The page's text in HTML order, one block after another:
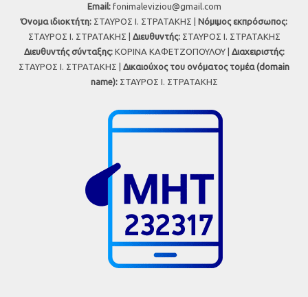
Εmail: fonimaleviziou@gmail.com
Όνομα ιδιοκτήτη: ΣΤΑΥΡΟΣ Ι. ΣΤΡΑΤΑΚΗΣ | Νόμιμος εκπρόσωπος:
ΣΤΑΥΡΟΣ Ι. ΣΤΡΑΤΑΚΗΣ | Διευθυντής:ΣΤΑΥΡΟΣ Ι. ΣΤΡΑΤΑΚΗΣ
Διευθυντής σύνταξης:ΚΟΡΙΝΑ ΚΑΦΕΤΖΟΠΟΥΛΟΥ | Διαχειριστής:
ΣΤΑΥΡΟΣ Ι. ΣΤΡΑΤΑΚΗΣ | Δικαιούχος του ονόματος τομέα (domain
name):ΣΤΑΥΡΟΣ Ι. ΣΤΡΑΤΑΚΗΣ